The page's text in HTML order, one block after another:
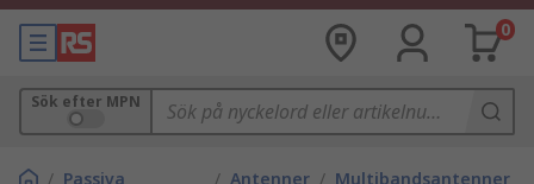
0
Sök efter MPN
/ Passiva
/ Antenner / Multibandsantenner